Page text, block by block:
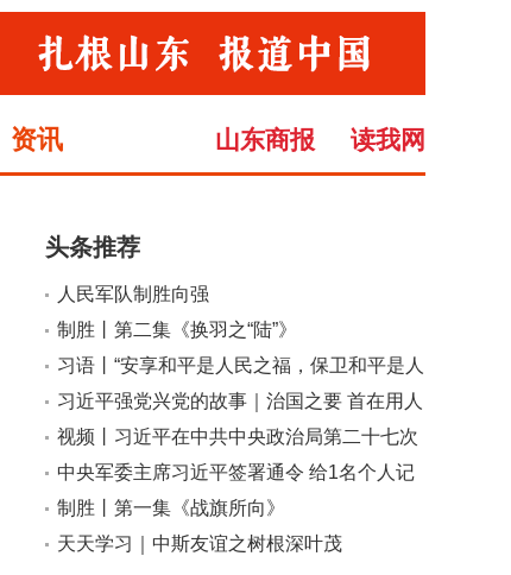
资讯 读我网
山东商报
大
头条推荐
人民军队制胜向强
制胜丨第二集《换羽之“陆”》
习语丨“安享和平是人民之福，保卫和平是人
民军队之责”
习近平强党兴党的故事｜治国之要 首在用人
视频丨习近平在中共中央政治局第二十七次
集体学习时强调 强化政治引领 深化创新发
展 高质量推进国防和军队现代化
中央军委主席习近平签署通令 给1名个人记
功
制胜丨第一集《战旗所向》
天天学习｜中斯友谊之树根深叶茂